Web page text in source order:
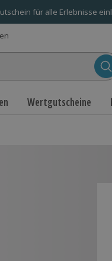
für alle Erlebnisse
Wertgutscheine